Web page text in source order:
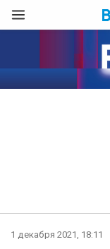
1 декабря 2021, 18:11